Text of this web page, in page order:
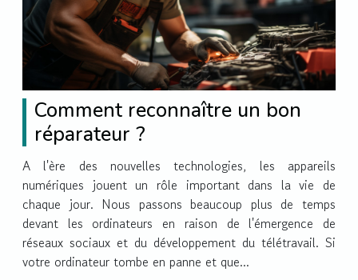
Comment reconnaître un bon
réparateur ?
A l'ère des nouvelles technologies, les appareils
numériques jouent un rôle important dans la vie de
chaque jour. Nous passons beaucoup plus de temps
devant les ordinateurs en raison de l'émergence de
réseaux sociaux et du développement du télétravail. Si
votre ordinateur tombe en panne et que...